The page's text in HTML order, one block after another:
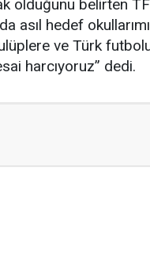
olduğunu belirten
asıl hedef
ve Türk
harcıyoruz” dedi.